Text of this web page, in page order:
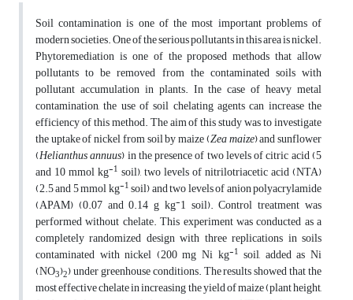
Soil contamination is one of the most important problems of
modern societies. One of the serious pollutants in this area is nickel.
Phytoremediation is one of the proposed methods that allow
pollutants to be removed from the contaminated soils with
pollutant accumulation in plants. In the case of heavy metal
contamination, the use of soil chelating agents can increase the
efficiency of this method. The aim of this study was to investigate
the uptake of nickel from soil by maize (Zea maize) and sunflower
(Helianthus annuus) in the presence of two levels of citric acid (5
and 10 mmol kg-1 soil), two levels of nitrilotriacetic acid (NTA)
(2.5 and 5 mmol kg-1soil) and two levels of anion polyacrylamide
(APAM) (0.07 and 0.14 g kg-1 soil). Control treatment was
performed without chelate. This experiment was conducted as a
completely randomized design with three replications in soils
contaminated with nickel (200 mg Ni kg-1 soil, added as Ni
(NO3)2) under greenhouse conditions. The results showed that the
most effective chelate in increasing the yield of maize (plant height,